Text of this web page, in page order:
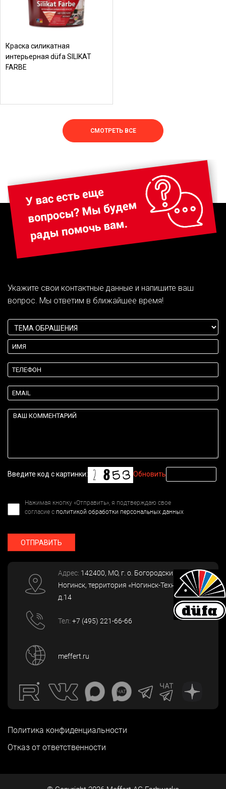
Краска силикатная
интерьерная düfa SILIKAT
FARBE
СМОТРЕТЬ ВСЕ
Укажите свои контактные данные и напишите ваш
вопрос. Мы ответим в ближайшее время!
Введите код с картинки: Обновить
Нажимая кнопку «Отправить», я подтверждаю свое
согласие с политикой обработки персональных данных
ОТПРАВИТЬ
Адрес: 142400, МО, г. о. Богородский, г.
Ногинск, территория «Ногинск-Технопарк»,
д.14
Тел: +7 (495) 221-66-66
meffert.ru
Политика конфиденциальности
Отказ от ответственности